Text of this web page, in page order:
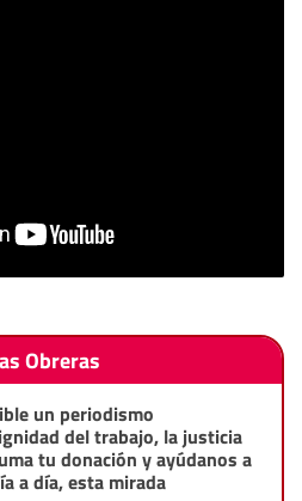
Obreras
un periodismo
del trabajo, la justicia
tu donación y ayúdanos a
a día, esta mirada